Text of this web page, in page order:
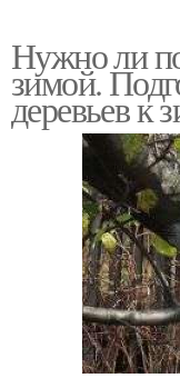
Нужно ли
зимой.
деревьев к